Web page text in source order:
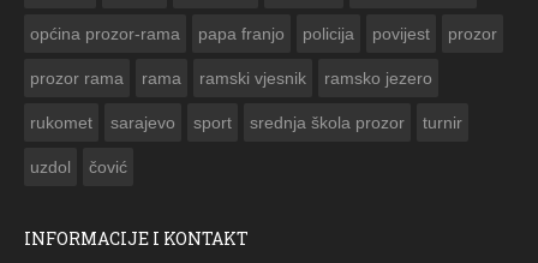
općina prozor-rama papa franjo policija povijest prozor
prozor rama rama ramski vjesnik ramsko jezero
rukomet sarajevo sport srednja škola prozor turnir
uzdol čović
INFORMACIJE I KONTAKT